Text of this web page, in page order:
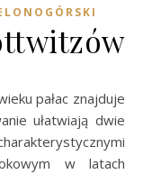
ułatwiają dwie
w latach